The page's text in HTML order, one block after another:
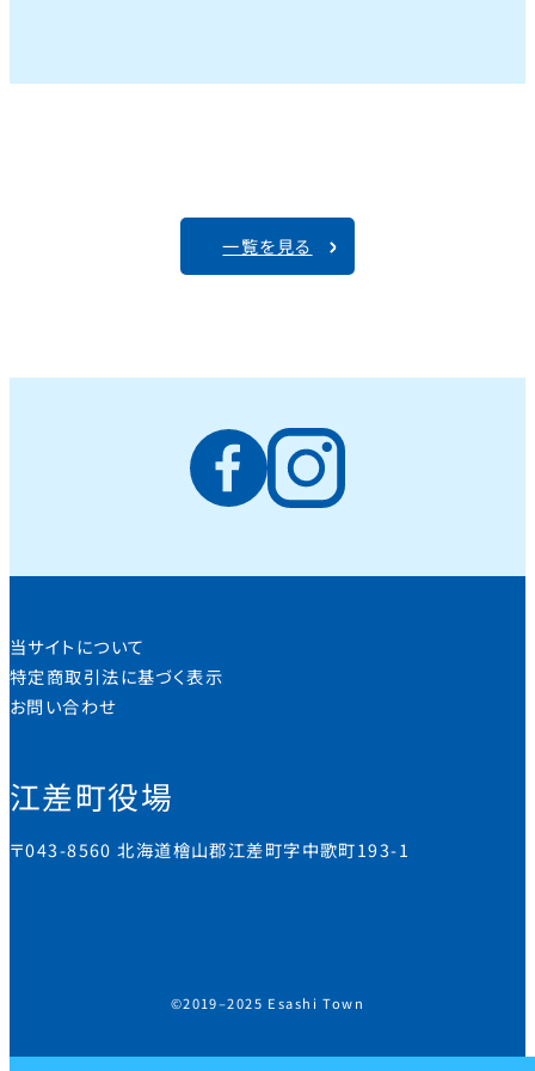
一覧を見る
江差町役場
〒043-8560 北海道檜山郡江差町字中歌町193-1
当サイトについて
特定商取引法に基づく表示
お問い合わせ
©2019–2025 Esashi Town